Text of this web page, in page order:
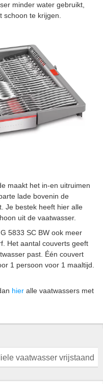
minder water gebruikt,
schoon te krijgen.
maakt het in-en uitruimen
lade bovenin de
Je bestek heeft hier alle
uit de vaatwasser.
5833 SC BW ook meer
Het aantal couverts geeft
past. Één couvert
1 persoon voor 1 maaltijd.
hier alle vaatwassers met
vaatwasser vrijstaand